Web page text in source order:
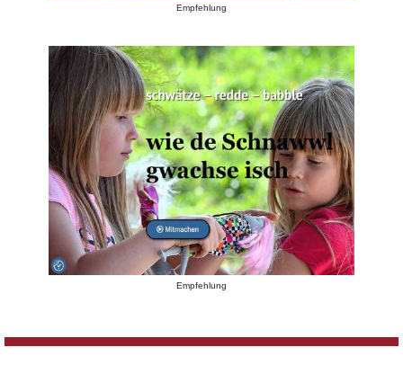
Empfehlung
Empfehlung